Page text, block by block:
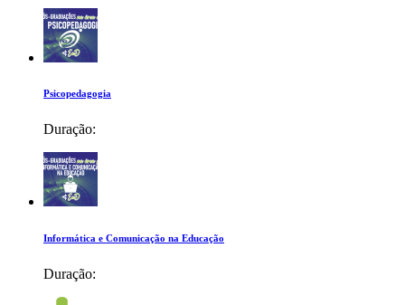
Psicopedagogia
Duração:
Informática e Comunicação na Educação
Duração: